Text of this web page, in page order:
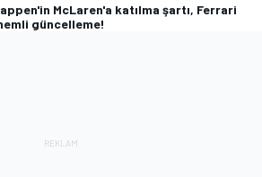
McLaren'a katılma şartı, Ferrari
güncelleme!